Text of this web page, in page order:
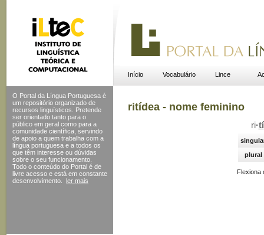
Início Vocabulário Lince
O Portal da Língua Portuguesa é
um repositório organizado de
recursos linguísticos. Pretende
ser orientado tanto para o
público em geral como para a
comunidade científica, servindo
de apoio a quem trabalha com a
língua portuguesa e a todos os
que têm interesse ou dúvidas
sobre o seu funcionamento.
Todo o conteúdo do Portal é de
livre acesso e está em constante
desenvolvimento.
ler mais
ritídea - nome feminino
ri·tí
plural
Flexiona